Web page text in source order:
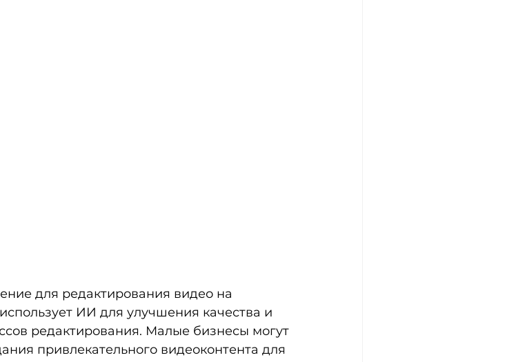
для редактирования видео на
ИИ для улучшения качества и
редактирования. Малые бизнесы могут
привлекательного видеоконтента для